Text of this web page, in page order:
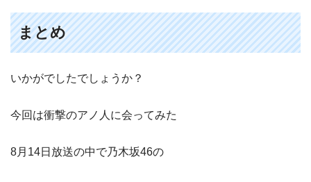
まとめ
いかがでしたでしょうか？
今回は衝撃のアノ人に会ってみた
8月14日放送の中で乃木坂46の